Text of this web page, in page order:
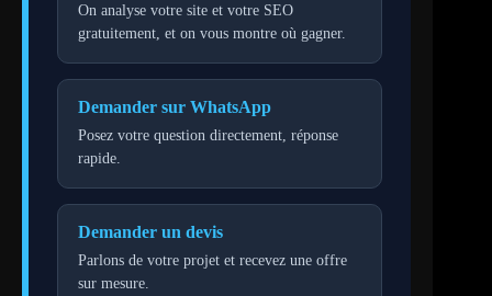
On analyse votre site et votre SEO
gratuitement, et on vous montre où gagner.
Demander sur WhatsApp
Posez votre question directement, réponse
rapide.
Demander un devis
Parlons de votre projet et recevez une offre
sur mesure.